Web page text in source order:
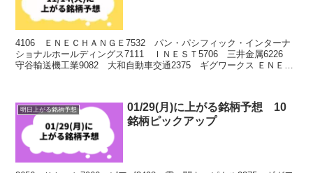
4106 ＥＮＥＣＨＡＮＧＥ7532 パン・パシフィック・インターナ
ショナルホールディングス7111 ＩＮＥＳＴ5706 三井金属6226
守谷輸送機工業9082 大和自動車交通2375 ギグワークス ＥＮＥＣ
明日上がる銘柄予想
01/29(月)に上がる銘柄予想 10
銘柄ピックアップ